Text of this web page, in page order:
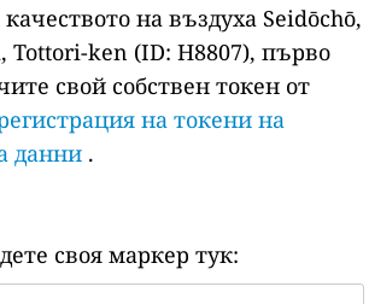
на въздуха Seidōchō,
Tottori-ken (ID: H8807), първо
свой собствен токен от
на токени на
данни .
своя маркер тук: